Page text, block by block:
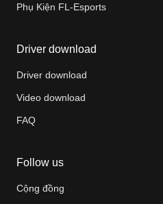
Phụ Kiện FL-Esports
Driver download
Driver download
Video download
FAQ
Follow us
Cộng đồng